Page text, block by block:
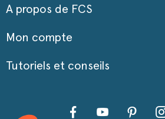
A propos de FCS
Mon compte
Tutoriels et conseils
FacebookYouTube